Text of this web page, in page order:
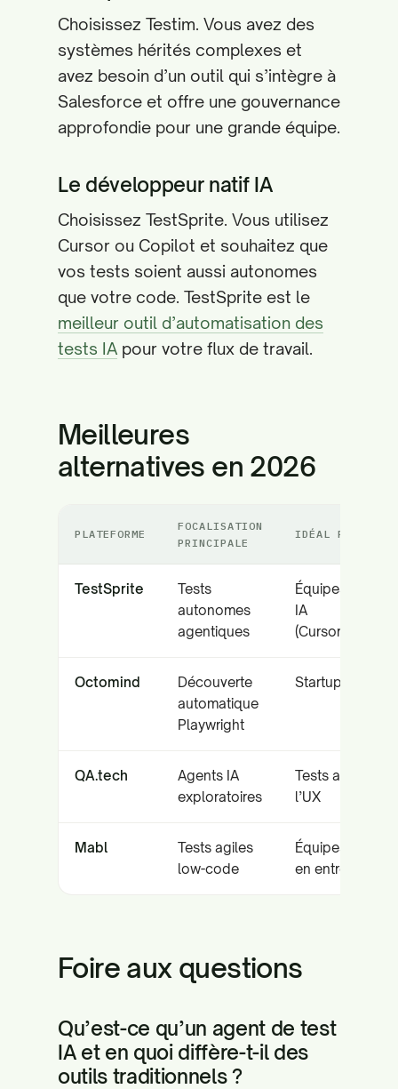
Choisissez Testim. Vous avez des
systèmes hérités complexes et
avez besoin d’un outil qui s’intègre à
Salesforce et offre une gouvernance
approfondie pour une grande équipe.
Le développeur natif IA
Choisissez TestSprite. Vous utilisez
Cursor ou Copilot et souhaitez que
vos tests soient aussi autonomes
que votre code. TestSprite est le
meilleur outil d’automatisation des
tests IA pour votre flux de travail.
Meilleures
alternatives en 2026
PLATEFORME
FOCALISATION
PRINCIPALE
IDÉAL POUR
TestSprite
Tests
autonomes
agentiques
Équipes natives
IA
(Cursor/Copilot)
Octomind
Découverte
automatique
Playwright
Startups SaaS
QA.tech
Agents IA
exploratoires
Tests axés sur
l’UX
Mabl
Tests agiles
low-code
Équipes agiles
en entreprise
Foire aux questions
Qu’est-ce qu’un agent de test
IA et en quoi diffère-t-il des
outils traditionnels ?